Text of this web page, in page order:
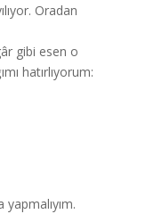
Oradan
gibi esen o
hatırlıyorum: